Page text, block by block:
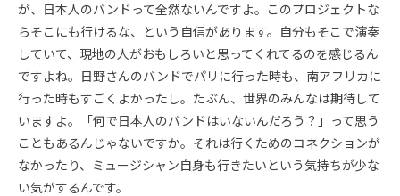
が、日本人のバンドって全然ないんですよ。このプロジェクトな
らそこにも行けるな、という自信があります。自分もそこで演奏
していて、現地の人がおもしろいと思ってくれてるのを感じるん
ですよね。日野さんのバンドでパリに行った時も、南アフリカに
行った時もすごくよかったし。たぶん、世界のみんなは期待して
いますよ。「何で日本人のバンドはいないんだろう？」って思う
こともあるんじゃないですか。それは行くためのコネクションが
なかったり、ミュージシャン自身も行きたいという気持ちが少な
い気がするんです。